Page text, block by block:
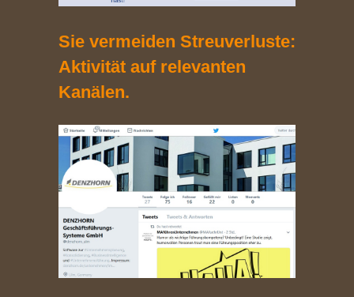
Sie vermeiden Streuverluste:
Aktivität auf relevanten
Kanälen.